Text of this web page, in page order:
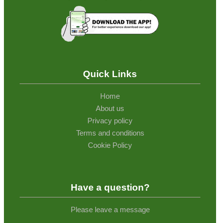
Quick Links
Home
About us
Privacy policy
Terms and conditions
Cookie Policy
Have a question?
Please leave a message